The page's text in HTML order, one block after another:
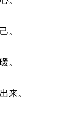
。
。
来。